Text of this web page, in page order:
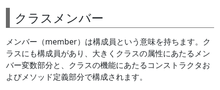
クラスメンバー
メンバー（member）は構成員という意味を持ちます。ク
ラスにも構成員があり、大きくクラスの属性にあたるメン
バー変数部分と、クラスの機能にあたるコンストラクタお
よびメソッド定義部分で構成されます。